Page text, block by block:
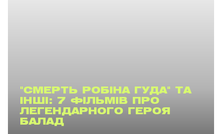
"СМЕРТЬ РОБІНА ГУДА" ТА
ІНШІ: 7 ФІЛЬМІВ ПРО
ЛЕГЕНДАРНОГО ГЕРОЯ
БАЛАД